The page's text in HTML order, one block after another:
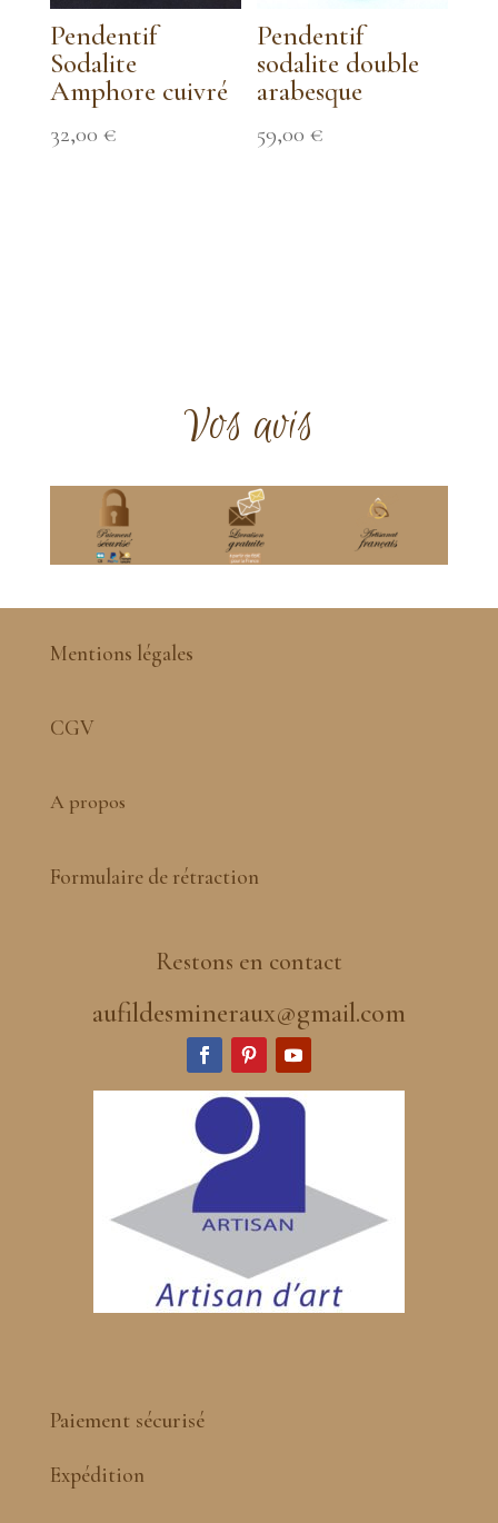
Pendentif
Sodalite
Amphore cuivré
32,00 €
Pendentif
sodalite double
arabesque
59,00€
Vos avis
Mentions légales
CGV
A propos
Formulaire de rétraction
Restons en contact
aufildesmineraux@gmail.com
Paiement sécurisé
Expédition